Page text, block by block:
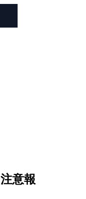
意報